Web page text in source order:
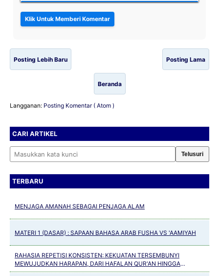
Posting Lebih Baru Posting Lama
Beranda
Langganan: Posting Komentar ( Atom )
CARI ARTIKEL
TERBARU
MENJAGA AMANAH SEBAGAI PENJAGA ALAM
MATERI 1 (DASAR) : SAPAAN BAHASA ARAB FUSHA VS 'AAMIYAH
RAHASIA REPETISI KONSISTEN: KEKUATAN TERSEMBUNYI
MEWUJUDKAN HARAPAN, DARI HAFALAN QUR'AN HINGGA
KEBIASAAN POSITIF